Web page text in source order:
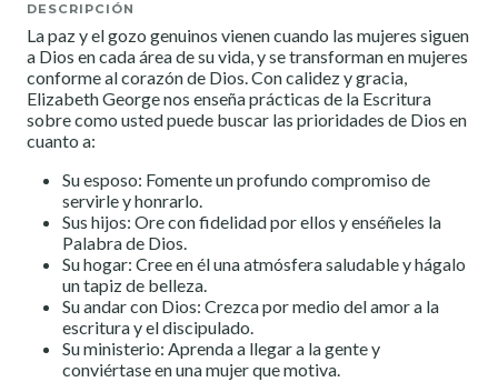
DESCRIPCIÓN
La paz y el gozo genuinos vienen cuando las mujeres siguen
a Dios en cada área de su vida, y se transforman en mujeres
conforme al corazón de Dios. Con calidez y gracia,
Elizabeth George nos enseña prácticas de la Escritura
sobre como usted puede buscar las prioridades de Dios en
cuanto a:
Su esposo: Fomente un profundo compromiso de
servirle y honrarlo.
Sus hijos: Ore con fidelidad por ellos y enséñeles la
Palabra de Dios.
Su hogar: Cree en él una atmósfera saludable y hágalo
un tapiz de belleza.
Su andar con Dios: Crezca por medio del amor a la
escritura y el discipulado.
Su ministerio: Aprenda a llegar a la gente y
conviértase en una mujer que motiva.